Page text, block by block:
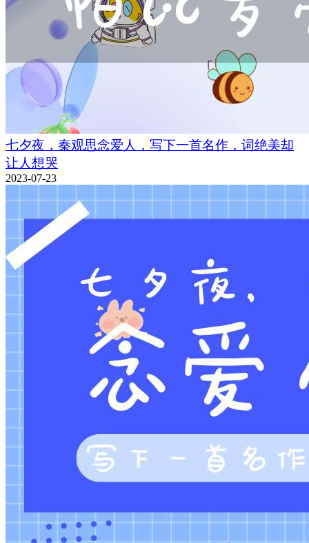
七夕夜，秦观思念爱人，写下一首名作，词绝美却
让人想哭
2023-07-23